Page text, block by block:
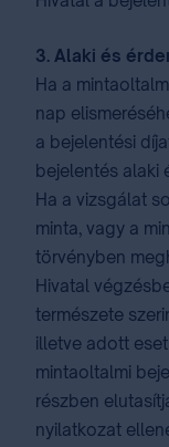
3. Alaki és
Ha a
nap
a bejelentési
bejelentés alaki
Ha a vizsgálat
minta, vagy a
törvényben
Hivatal
természete
illetve adott
mintaoltalmi
részben
nyilatkozat